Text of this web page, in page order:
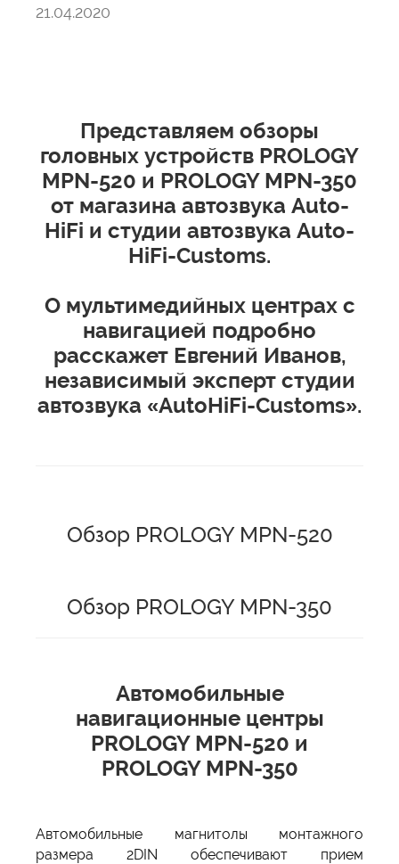
21.04.2020
Представляем обзоры
головных устройств PROLOGY
MPN-520 и PROLOGY MPN-350
от магазина автозвука Auto-
HiFi и студии автозвука Auto-
HiFi-Customs.
О мультимедийных центрах с
навигацией подробно
расскажет Евгений Иванов,
независимый эксперт студии
автозвука «AutoHiFi-Customs».
Обзор PROLOGY MPN-520
Обзор PROLOGY MPN-350
Автомобильные
навигационные центры
PROLOGY MPN-520 и
PROLOGY MPN-350
Автомобильные магнитолы монтажного
размера 2DIN обеспечивают прием